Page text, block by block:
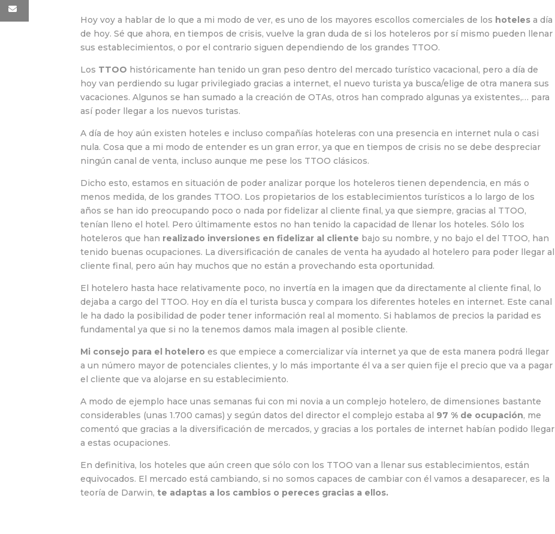
Hoy voy a hablar de lo que a mi modo de ver, es uno de los mayores escollos comerciales de los hoteles a día
de hoy. Sé que ahora, en tiempos de crisis, vuelve la gran duda de si los hoteleros por sí mismo pueden llenar
sus establecimientos, o por el contrario siguen dependiendo de los grandes TTOO.
Los TTOO históricamente han tenido un gran peso dentro del mercado turístico vacacional, pero a día de
hoy van perdiendo su lugar privilegiado gracias a internet, el nuevo turista ya busca/elige de otra manera sus
vacaciones. Algunos se han sumado a la creación de OTAs, otros han comprado algunas ya existentes,… para
así poder llegar a los nuevos turistas.
A día de hoy aún existen hoteles e incluso compañías hoteleras con una presencia en internet nula o casi
nula. Cosa que a mi modo de entender es un gran error, ya que en tiempos de crisis no se debe despreciar
ningún canal de venta, incluso aunque me pese los TTOO clásicos.
Dicho esto, estamos en situación de poder analizar porque los hoteleros tienen dependencia, en más o
menos medida, de los grandes TTOO. Los propietarios de los establecimientos turísticos a lo largo de los
años se han ido preocupando poco o nada por fidelizar al cliente final, ya que siempre, gracias al TTOO,
tenían lleno el hotel. Pero últimamente estos no han tenido la capacidad de llenar los hoteles. Sólo los
hoteleros que han realizado inversiones en fidelizar al cliente bajo su nombre, y no bajo el del TTOO, han
tenido buenas ocupaciones. La diversificación de canales de venta ha ayudado al hotelero para poder llegar al
cliente final, pero aún hay muchos que no están a provechando esta oportunidad.
El hotelero hasta hace relativamente poco, no invertía en la imagen que da directamente al cliente final, lo
dejaba a cargo del TTOO. Hoy en día el turista busca y compara los diferentes hoteles en internet. Este canal
le ha dado la posibilidad de poder tener información real al momento. Si hablamos de precios la paridad es
fundamental ya que si no la tenemos damos mala imagen al posible cliente.
Mi consejo para el hotelero es que empiece a comercializar vía internet ya que de esta manera podrá llegar
a un número mayor de potenciales clientes, y lo más importante él va a ser quien fije el precio que va a pagar
el cliente que va alojarse en su establecimiento.
A modo de ejemplo hace unas semanas fui con mi novia a un complejo hotelero, de dimensiones bastante
considerables (unas 1.700 camas) y según datos del director el complejo estaba al 97 % de ocupación, me
comentó que gracias a la diversificación de mercados, y gracias a los portales de internet habían podido llegar
a estas ocupaciones.
En definitiva, los hoteles que aún creen que sólo con los TTOO van a llenar sus establecimientos, están
equivocados. El mercado está cambiando, si no somos capaces de cambiar con él vamos a desaparecer, es la
teoría de Darwin, te adaptas a los cambios o pereces gracias a ellos.